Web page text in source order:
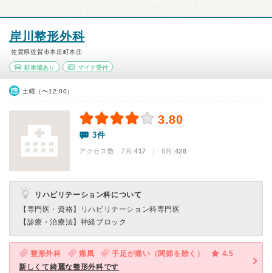
岸川整形外科
佐賀県佐賀市本庄町本庄
駐車場あり マイナ受付
土曜（〜12:00）
3.80
3件
アクセス数 7月:417 | 6月:428
リハビリテーション科について
【専門医・資格】
リハビリテーション科専門医
【診療・治療法】 神経ブロック
整形外科 痛風 手足が痛い（関節を除く）
4.5
新しくて綺麗な整形外科です